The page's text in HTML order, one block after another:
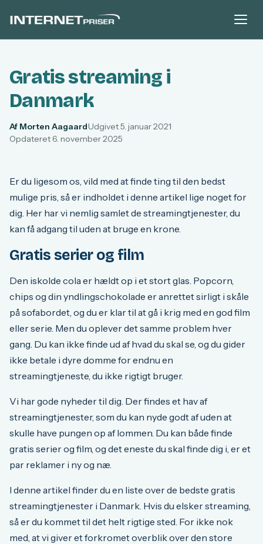
Gratis streaming i
Danmark
Af Morten Aagaard·Udgivet 5. januar 2021·
Opdateret 6. november 2025
Er du ligesom os, vild med at finde ting til den bedst
mulige pris, så er indholdet i denne artikel lige noget for
dig. Her har vi nemlig samlet de streamingtjenester, du
kan få adgang til uden at bruge en krone.
Gratis serier og film
Den iskolde cola er hældt op i et stort glas. Popcorn,
chips og din yndlingschokolade er anrettet sirligt i skåle
på sofabordet, og du er klar til at gå i krig med en god film
eller serie. Men du oplever det samme problem hver
gang. Du kan ikke finde ud af hvad du skal se, og du gider
ikke betale i dyre domme for endnu en
streamingtjeneste, du ikke rigtigt bruger.
Vi har gode nyheder til dig. Der findes et hav af
streamingtjenester, som du kan nyde godt af uden at
skulle have pungen op af lommen. Du kan både finde
gratis serier og film, og det eneste du skal finde dig i, er et
par reklamer i ny og næ.
I denne artikel finder du en liste over de bedste gratis
streamingtjenester i Danmark. Hvis du elsker streaming,
så er du kommet til det helt rigtige sted. For ikke nok
med, at vi giver et forkromet overblik over den store